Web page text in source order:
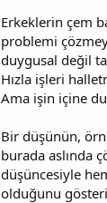
Erkeklerin çem
problemi
duygusal değil
Hızla işleri
Ama işin içine
Bir düşünün,
burada aslında
düşüncesiyle
olduğunu